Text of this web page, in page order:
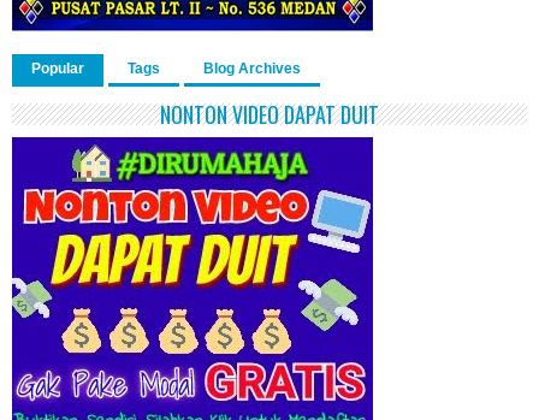
Popular Tags Blog Archives
NONTON VIDEO DAPAT DUIT